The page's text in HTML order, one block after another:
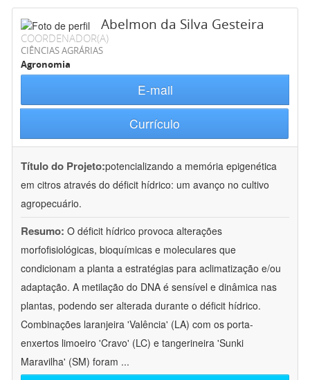
Abelmon da Silva Gesteira
COORDENADOR(A)
CIÊNCIAS AGRÁRIAS
Agronomia
E-mail
Currículo
Título do Projeto:potencializando a memória epigenética
em citros através do déficit hídrico: um avanço no cultivo
agropecuário.
Resumo: O déficit hídrico provoca alterações
morfofisiológicas, bioquímicas e moleculares que
condicionam a planta a estratégias para aclimatização e/ou
adaptação. A metilação do DNA é sensível e dinâmica nas
plantas, podendo ser alterada durante o déficit hídrico.
Combinações laranjeira 'Valência' (LA) com os porta-
enxertos limoeiro 'Cravo' (LC) e tangerineira 'Sunki
Maravilha' (SM) foram ...